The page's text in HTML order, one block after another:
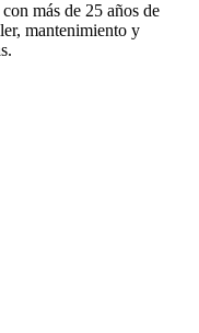
más de 25 años de
mantenimiento y